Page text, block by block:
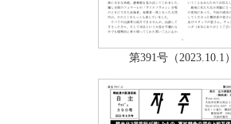
第391号（2023.10.1）